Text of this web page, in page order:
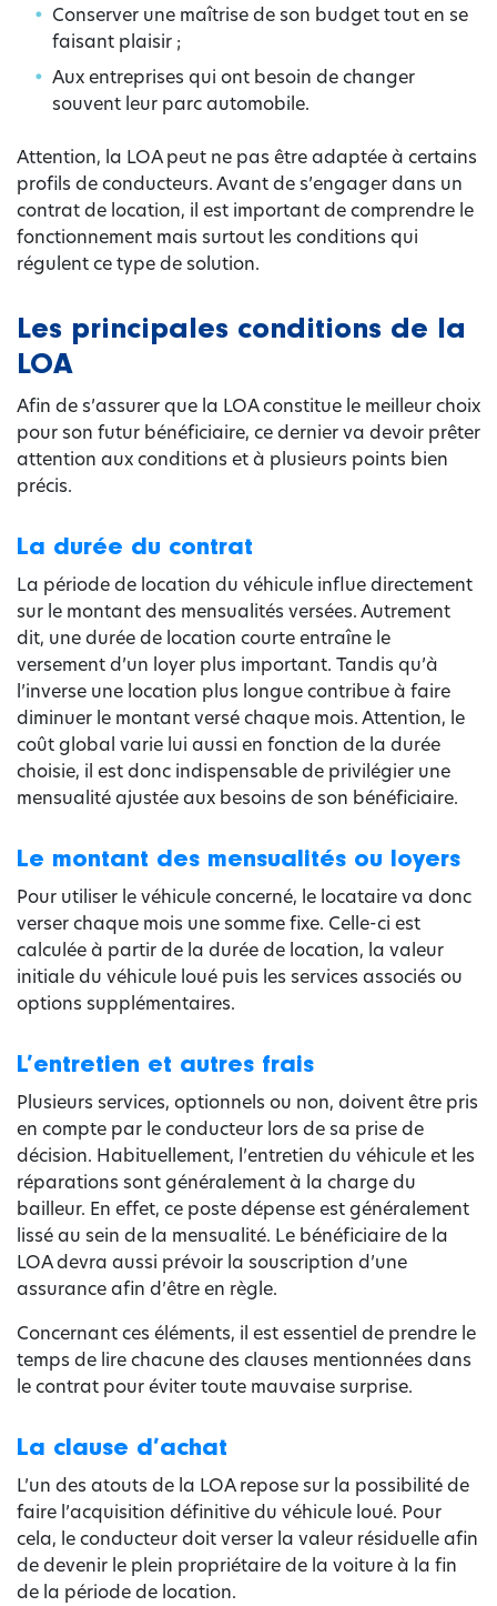
Conserver une maîtrise de son budget tout en se
faisant plaisir ;
Aux entreprises qui ont besoin de changer
souvent leur parc automobile.
Attention, la LOA peut ne pas être adaptée à certains
profils de conducteurs. Avant de s’engager dans un
contrat de location, il est important de comprendre le
fonctionnement mais surtout les conditions qui
régulent ce type de solution.
Les principales conditions de la
LOA
Afin de s’assurer que la LOA constitue le meilleur choix
pour son futur bénéficiaire, ce dernier va devoir prêter
attention aux conditions et à plusieurs points bien
précis.
La durée du contrat
La période de location du véhicule influe directement
sur le montant des mensualités versées. Autrement
dit, une durée de location courte entraîne le
versement d’un loyer plus important. Tandis qu’à
l’inverse une location plus longue contribue à faire
diminuer le montant versé chaque mois. Attention, le
coût global varie lui aussi en fonction de la durée
choisie, il est donc indispensable de privilégier une
mensualité ajustée aux besoins de son bénéficiaire.
Le montant des mensualités ou loyers
Pour utiliser le véhicule concerné, le locataire va donc
verser chaque mois une somme fixe. Celle-ci est
calculée à partir de la durée de location, la valeur
initiale du véhicule loué puis les services associés ou
options supplémentaires.
L’entretien et autres frais
Plusieurs services, optionnels ou non, doivent être pris
en compte par le conducteur lors de sa prise de
décision. Habituellement, l’entretien du véhicule et les
réparations sont généralement à la charge du
bailleur. En effet, ce poste dépense est généralement
lissé au sein de la mensualité. Le bénéficiaire de la
LOA devra aussi prévoir la souscription d’une
assurance afin d’être en règle.
Concernant ces éléments, il est essentiel de prendre le
temps de lire chacune des clauses mentionnées dans
le contrat pour éviter toute mauvaise surprise.
La clause d’achat
L’un des atouts de la LOA repose sur la possibilité de
faire l’acquisition définitive du véhicule loué. Pour
cela, le conducteur doit verser la valeur résiduelle afin
de devenir le plein propriétaire de la voiture à la fin
de la période de location.